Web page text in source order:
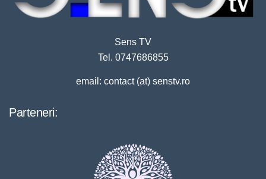
Sens TV
Tel. 0747686855
email: contact (at) senstv.ro
Parteneri: